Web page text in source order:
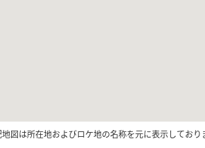
図は所在地およびロケ地の名称を元に表示しており